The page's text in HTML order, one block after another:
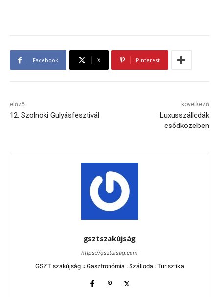
Facebook X Pinterest
előző
12. Szolnoki Gulyásfesztivál
következő
Luxusszállodák
csődközelben
gsztszakújság
https://gsztujsag.com
GSZT szakújság :: Gasztronómia : Szálloda : Turisztika